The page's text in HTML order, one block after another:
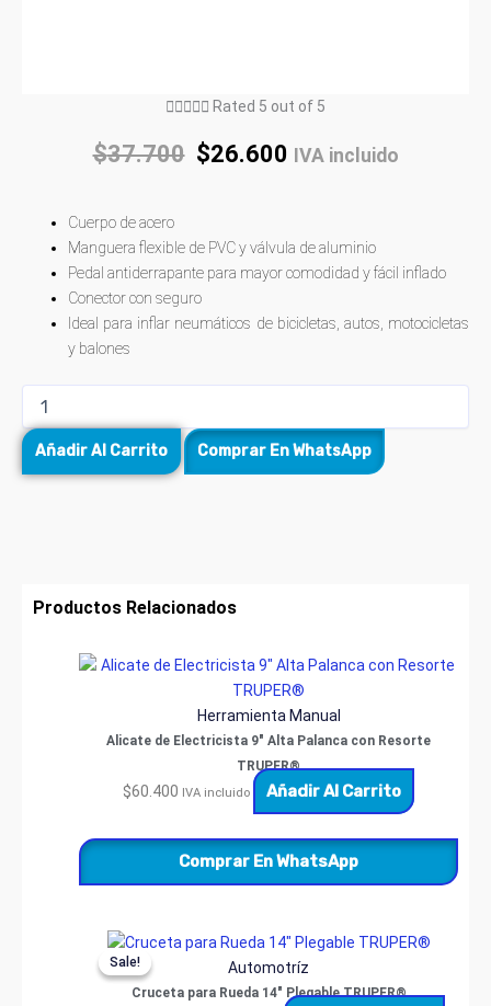
 Rated 5 out of 5
$37.700 $26.600 IVA incluido
Cuerpo de acero
Manguera flexible de PVC y válvula de aluminio
Pedal antiderrapante para mayor comodidad y fácil inflado
Conector con seguro
Ideal para inflar neumáticos de bicicletas, autos, motocicletas
y balones
Añadir Al Carrito Comprar En WhatsApp
Productos Relacionados
Herramienta Manual
Alicate de Electricista 9″ Alta Palanca con Resorte
TRUPER®
$60.400 IVA incluido Añadir Al Carrito
Comprar En WhatsApp
Sale!
Sale! Automotríz
Cruceta para Rueda 14″ Plegable TRUPER®
Original
was:
Current
price
is: